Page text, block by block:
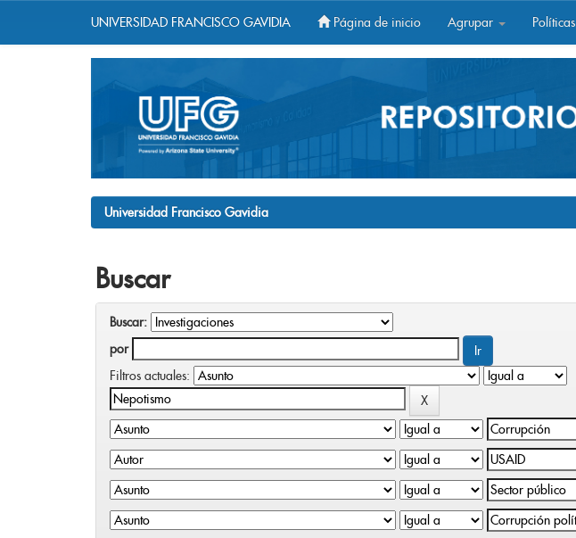
UNIVERSIDAD FRANCISCO GAVIDIA Página de inicio Agrupar Políticas
Universidad Francisco Gavidia
Buscar
Buscar:
por
Filtros actuales: